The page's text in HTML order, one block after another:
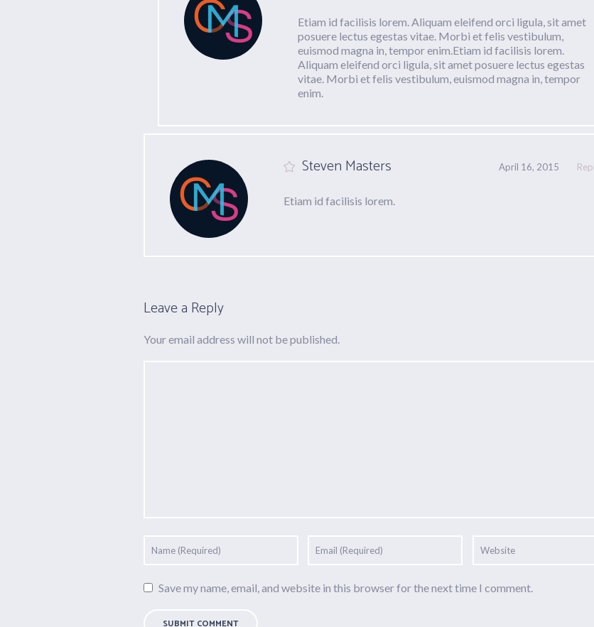
Etiam id facilisis lorem. Aliquam eleifend orci ligula, sit amet
posuere lectus egestas vitae. Morbi et felis vestibulum,
euismod magna in, tempor enim.Etiam id facilisis lorem.
Aliquam eleifend orci ligula, sit amet posuere lectus egestas
vitae. Morbi et felis vestibulum, euismod magna in, tempor
enim.
April 16, 2015
Steven Masters
Etiam id facilisis lorem.
Leave a Reply
Your email address will not be published.
Save my name, email, and website in this browser for the next time I comment.